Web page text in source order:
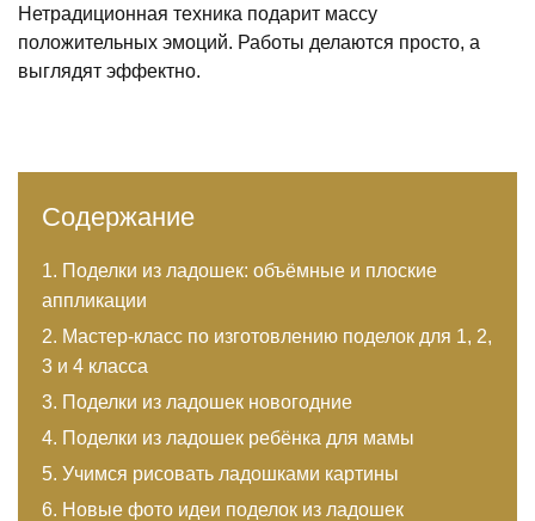
Нетрадиционная техника подарит массу
положительных эмоций. Работы делаются просто, а
выглядят эффектно.
Содержание
Поделки из ладошек: объёмные и плоские
аппликации
Мастер-класс по изготовлению поделок для 1, 2,
3 и 4 класса
Поделки из ладошек новогодние
Поделки из ладошек ребёнка для мамы
Учимся рисовать ладошками картины
Новые фото идеи поделок из ладошек